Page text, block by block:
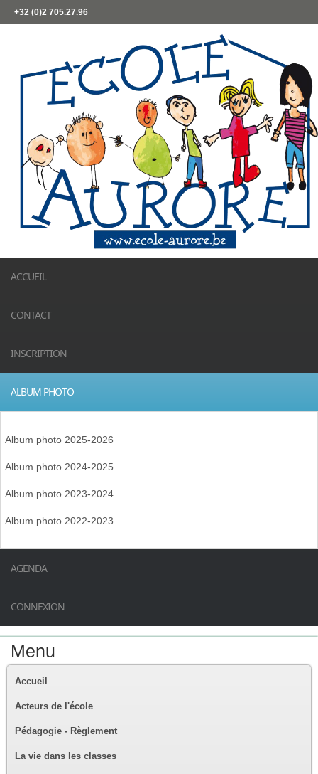
+32 (0)2 705.27.96
ACCUEIL
CONTACT
INSCRIPTION
ALBUM PHOTO
Album photo 2025-2026
Album photo 2024-2025
Album photo 2023-2024
Album photo 2022-2023
AGENDA
CONNEXION
Menu
Accueil
Acteurs de l'école
Pédagogie - Règlement
La vie dans les classes